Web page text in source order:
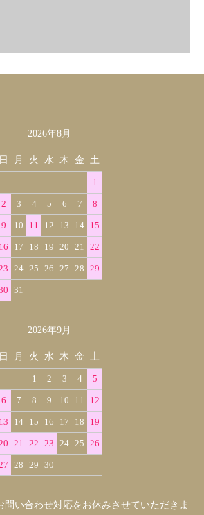
2026年8月
日 月 火 水 木 金 土
1
2 3 4 5 6 7 8
9 10 11 12 13 14 15
16 17 18 19 20 21 22
24 25 26 27 28 29
31
2026年9月
日 月 火 水 木 金 土
1 2 3 4 5
6 7 8 9 10 11 12
13 14 15 16 17 18 19
21 22 23 24 25 26
28 29 30
問い合わせ対応をお休みさせていただきま